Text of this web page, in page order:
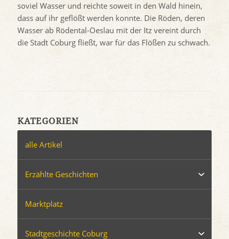
soviel Wasser und reichte soweit in den Wald hinein,
dass auf ihr geflößt werden konnte. Die Röden, deren
Wasser ab Rödental-Oeslau mit der Itz vereint durch
die Stadt Coburg fließt, war für das Flößen zu schwach.
KATEGORIEN
alle Artikel
Erzählte Geschichten
Marktplatz
Stadtgeschichte Coburg